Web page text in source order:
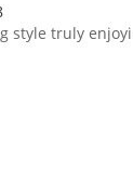
style truly